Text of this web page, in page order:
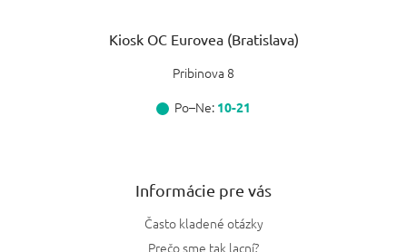
Kiosk OC Eurovea (Bratislava)
Pribinova 8
Po–Ne: 10-21
Informácie pre vás
Často kladené otázky
Prečo sme tak lacní?